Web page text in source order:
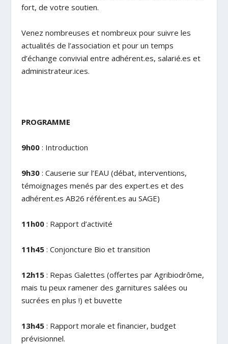
fort, de votre soutien.
Venez nombreuses et nombreux pour suivre les
actualités de l’association et pour un temps
d’échange convivial entre adhérent.es, salarié.es et
administrateur.ices.
PROGRAMME
9h00 : Introduction
9h30 : Causerie sur l’EAU (débat, interventions,
témoignages menés par des expert.es et des
adhérent.es AB26 référent.es au SAGE)
11h00 : Rapport d’activité
11h45 : Conjoncture Bio et transition
12h15 : Repas Galettes (offertes par Agribiodrôme,
mais tu peux ramener des garnitures salées ou
sucrées en plus !) et buvette
13h45 : Rapport morale et financier, budget
prévisionnel.